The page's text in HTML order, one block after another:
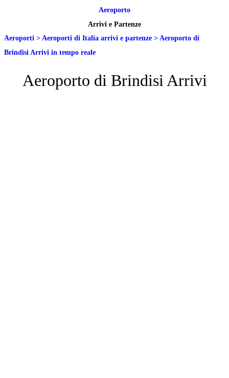
Aeroporto
Arrivi e Partenze
Aeroporti > Aeroporti di Italia arrivi e partenze > Aeroporto di
Brindisi Arrivi in tempo reale
Aeroporto di Brindisi Arrivi